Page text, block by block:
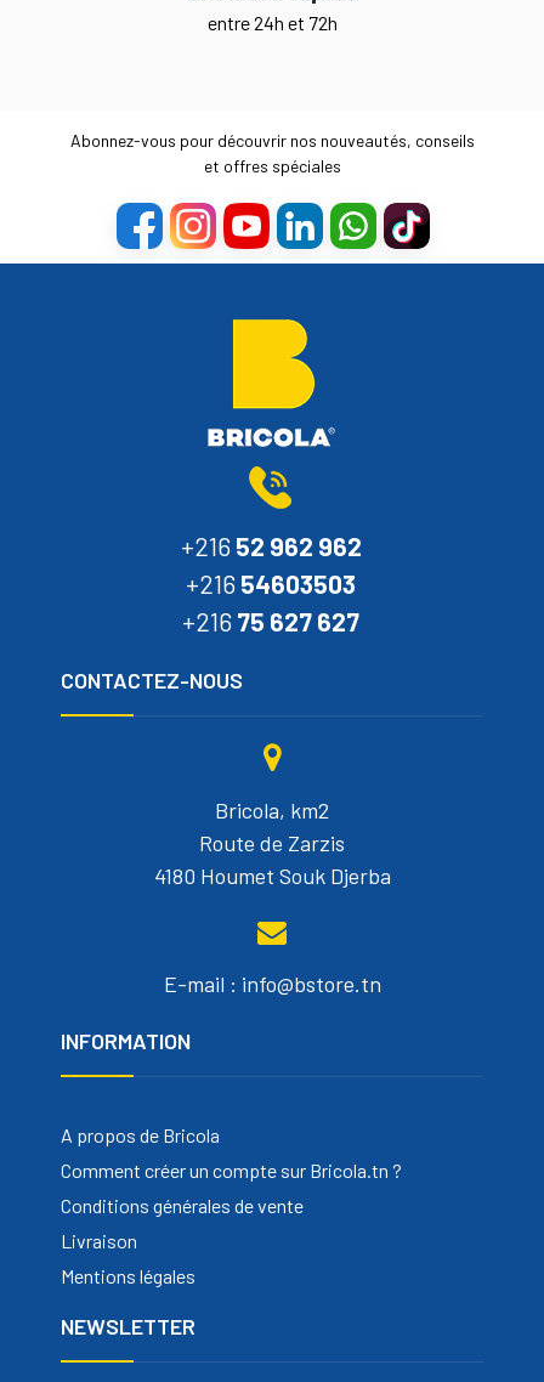
entre 24h et 72h
Abonnez-vous pour découvrir nos nouveautés, conseils
et offres spéciales
+216 52 962 962
+216 54603503
+216 75 627 627
CONTACTEZ-NOUS
Bricola, km2
Route de Zarzis
4180 Houmet Souk Djerba
E-mail : info@bstore.tn
INFORMATION
A propos de Bricola
Comment créer un compte sur Bricola.tn ?
Conditions générales de vente
Livraison
Mentions légales
NEWSLETTER